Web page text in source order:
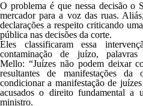
O problema é que nessa decisão o
mercador para a voz das ruas.
declarações a respeito criticando
pública nas decisões da corte.
Eles classificaram essa
contaminação de juízo,
Mello: “Juízes não podem deixar
resultantes de manifestações
condicionar a manifestação de
acusados o direito fundamental a
ministro.